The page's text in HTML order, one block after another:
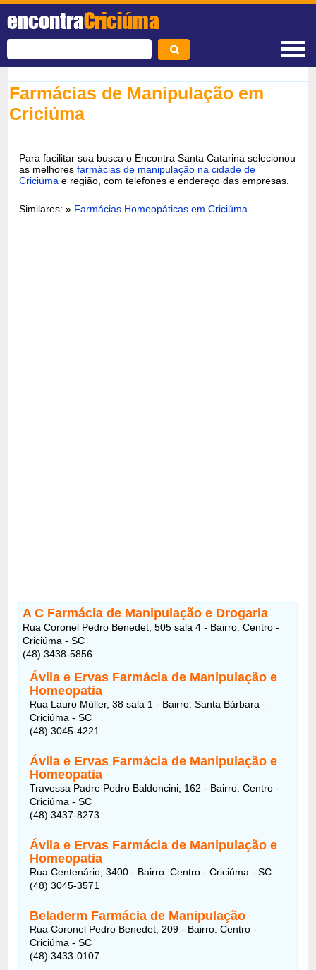
encontraCriciúma
Farmácias de Manipulação em
Criciúma
Para facilitar sua busca o Encontra Santa Catarina selecionou
as melhoresfarmácias de manipulação na cidade de
Criciúma e região, com telefones e endereço das empresas.
Similares: » Farmácias Homeopáticas em Criciúma
A C Farmácia de Manipulação e Drogaria
Rua Coronel Pedro Benedet, 505 sala 4 - Bairro: Centro -
Criciúma - SC
(48) 3438-5856
Ávila e Ervas Farmácia de Manipulação e
Homeopatia
Rua Lauro Müller, 38 sala 1 - Bairro: Santa Bárbara -
Criciúma - SC
(48) 3045-4221
Ávila e Ervas Farmácia de Manipulação e
Homeopatia
Travessa Padre Pedro Baldoncini, 162 - Bairro: Centro -
Criciúma - SC
(48) 3437-8273
Ávila e Ervas Farmácia de Manipulação e
Homeopatia
Rua Centenário, 3400 - Bairro: Centro - Criciúma - SC
(48) 3045-3571
Beladerm Farmácia de Manipulação
Rua Coronel Pedro Benedet, 209 - Bairro: Centro -
Criciúma - SC
(48) 3433-0107